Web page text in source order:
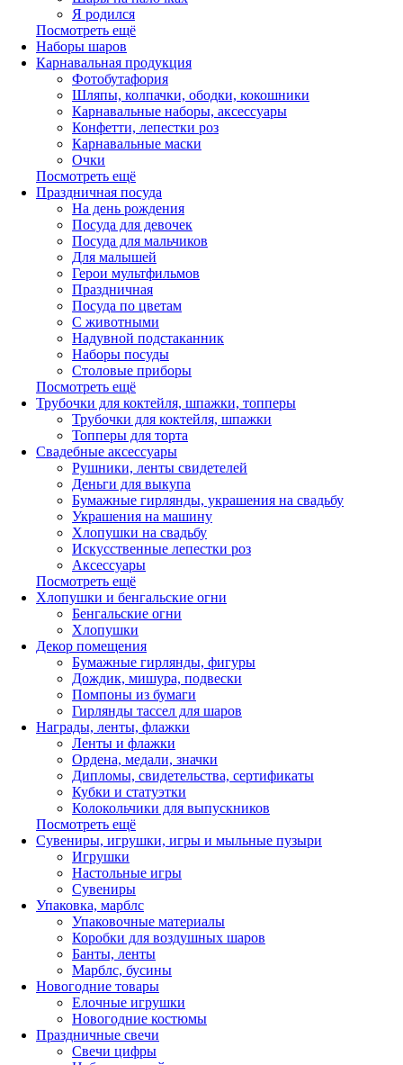
Я родился
Посмотреть ещё
Наборы шаров
Карнавальная продукция
Фотобутафория
Шляпы, колпачки, ободки, кокошники
Карнавальные наборы, аксессуары
Конфетти, лепестки роз
Карнавальные маски
Очки
Посмотреть ещё
Праздничная посуда
На день рождения
Посуда для девочек
Посуда для мальчиков
Для малышей
Герои мультфильмов
Праздничная
Посуда по цветам
С животными
Надувной подстаканник
Наборы посуды
Столовые приборы
Посмотреть ещё
Трубочки для коктейля, шпажки, топперы
Трубочки для коктейля, шпажки
Топперы для торта
Свадебные аксессуары
Рушники, ленты свидетелей
Деньги для выкупа
Бумажные гирлянды, украшения на свадьбу
Украшения на машину
Хлопушки на свадьбу
Искусственные лепестки роз
Аксессуары
Посмотреть ещё
Хлопушки и бенгальские огни
Бенгальские огни
Хлопушки
Декор помещения
Бумажные гирлянды, фигуры
Дождик, мишура, подвески
Помпоны из бумаги
Гирлянды тассел для шаров
Награды, ленты, флажки
Ленты и флажки
Ордена, медали, значки
Дипломы, свидетельства, сертификаты
Кубки и статуэтки
Колокольчики для выпускников
Посмотреть ещё
Сувениры, игрушки, игры и мыльные пузыри
Игрушки
Настольные игры
Сувениры
Упаковка, марблс
Упаковочные материалы
Коробки для воздушных шаров
Банты, ленты
Марблс, бусины
Новогодние товары
Елочные игрушки
Новогодние костюмы
Праздничные свечи
Свечи цифры